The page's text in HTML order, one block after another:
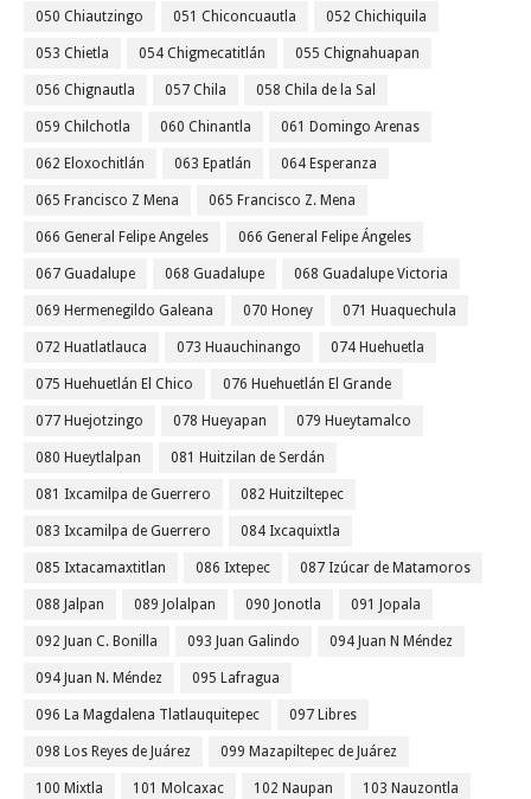
050 Chiautzingo 051 Chiconcuautla 052 Chichiquila
053 Chietla 054 Chigmecatitlán 055 Chignahuapan
056 Chignautla 057 Chila 058 Chila de la Sal
059 Chilchotla 060 Chinantla 061 Domingo Arenas
062 Eloxochitlán 063 Epatlán 064 Esperanza
065 Francisco Z Mena 065 Francisco Z. Mena
066 General Felipe Angeles 066 General Felipe Ángeles
067 Guadalupe 068 Guadalupe 068 Guadalupe Victoria
069 Hermenegildo Galeana 070 Honey 071 Huaquechula
072 Huatlatlauca 073 Huauchinango 074 Huehuetla
075 Huehuetlán El Chico 076 Huehuetlán El Grande
077 Huejotzingo 078 Hueyapan 079 Hueytamalco
080 Hueytlalpan 081 Huitzilan de Serdán
081 Ixcamilpa de Guerrero 082 Huitziltepec
083 Ixcamilpa de Guerrero 084 Ixcaquixtla
085 Ixtacamaxtitlan 086 Ixtepec 087 Izúcar de Matamoros
088 Jalpan 089 Jolalpan 090 Jonotla 091 Jopala
092 Juan C. Bonilla 093 Juan Galindo 094 Juan N Méndez
094 Juan N. Méndez 095 Lafragua
096 La Magdalena Tlatlauquitepec 097 Libres
098 Los Reyes de Juárez 099 Mazapiltepec de Juárez
100 Mixtla 101 Molcaxac 102 Naupan 103 Nauzontla